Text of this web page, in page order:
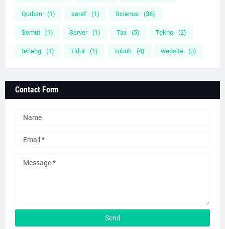
Qurban (1) saraf (1) Science (36)
Semut (1) Server (1) Tax (5) Tekno (2)
tenang (1) Tidur (1) Tubuh (4) website (3)
Contact Form